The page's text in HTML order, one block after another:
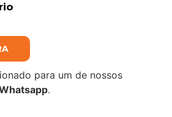
para um de nossos
.